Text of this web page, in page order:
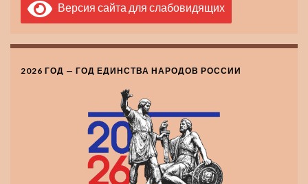
Версия сайта для слабовидящих
2026 ГОД — ГОД ЕДИНСТВА НАРОДОВ РОССИИ